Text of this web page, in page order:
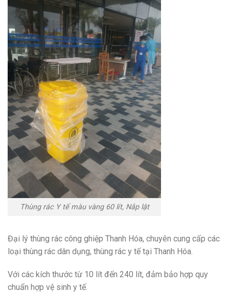
Thùng rác Y tế màu vàng 60 lít, Nắp lật
Đại lý thùng rác công ghiệp Thanh Hóa, chuyên cung cấp các
loại thùng rác dân dụng, thùng rác y tế tại Thanh Hóa.
Với các kích thước từ 10 lít đến 240 lít, đảm bảo hợp quy
chuẩn hợp vệ sinh y tế.